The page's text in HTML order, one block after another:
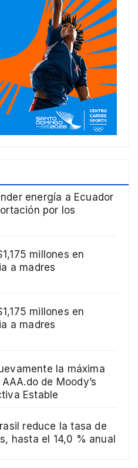
energía a Ecuador
por los
millones en
a madres
millones en
a madres
la máxima
de Moody’s
Estable
reduce la tasa de
hasta el 14,0 % anual